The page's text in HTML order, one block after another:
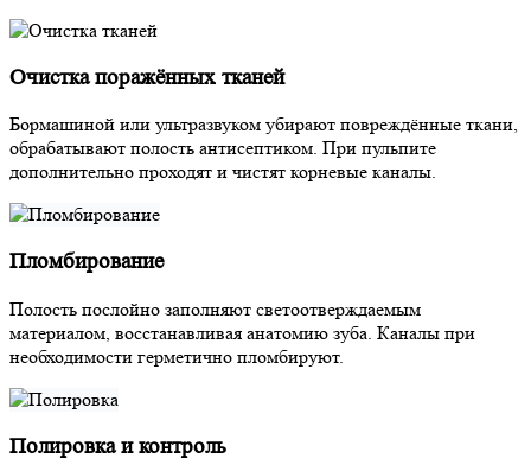
Очистка поражённых тканей
Бормашиной или ультразвуком убирают повреждённые ткани,
обрабатывают полость антисептиком. При пульпите
дополнительно проходят и чистят корневые каналы.
Пломбирование
Полость послойно заполняют светоотверждаемым
материалом, восстанавливая анатомию зуба. Каналы при
необходимости герметично пломбируют.
Полировка и контроль